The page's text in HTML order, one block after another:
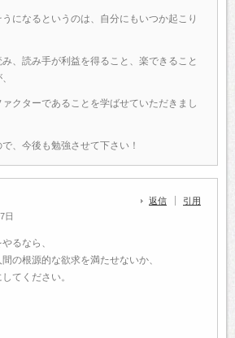
になるというのは、自分にもいつか起こり
、読み手が利益を得ること、楽できること
クターであることを学ばせていただきまし
、今後も勉強させて下さい！
日
返信 引用
るなら、
の根源的な欲求を満たせないか、
てください。